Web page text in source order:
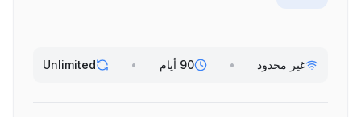
غير محدود • 90 أيام •
Unlimited